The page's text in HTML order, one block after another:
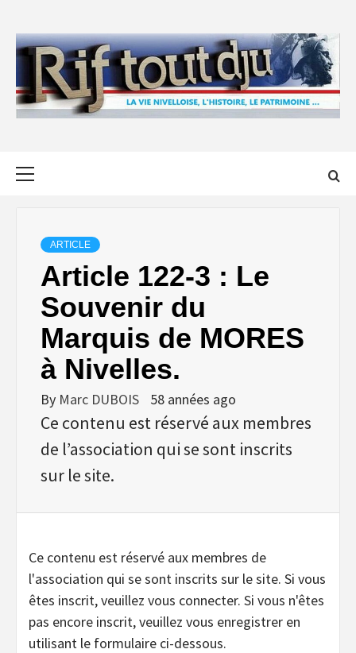
content
ARTICLE
Article 122-3 : Le
Souvenir du
Marquis de MORES
à Nivelles.
By Marc DUBOIS 58 années ago
Ce contenu est réservé aux membres
de l’association qui se sont inscrits
sur le site.
Ce contenu est réservé aux membres de
l'association qui se sont inscrits sur le site. Si vous
êtes inscrit, veuillez vous connecter. Si vous n'êtes
pas encore inscrit, veuillez vous enregistrer en
utilisant le formulaire ci-dessous.